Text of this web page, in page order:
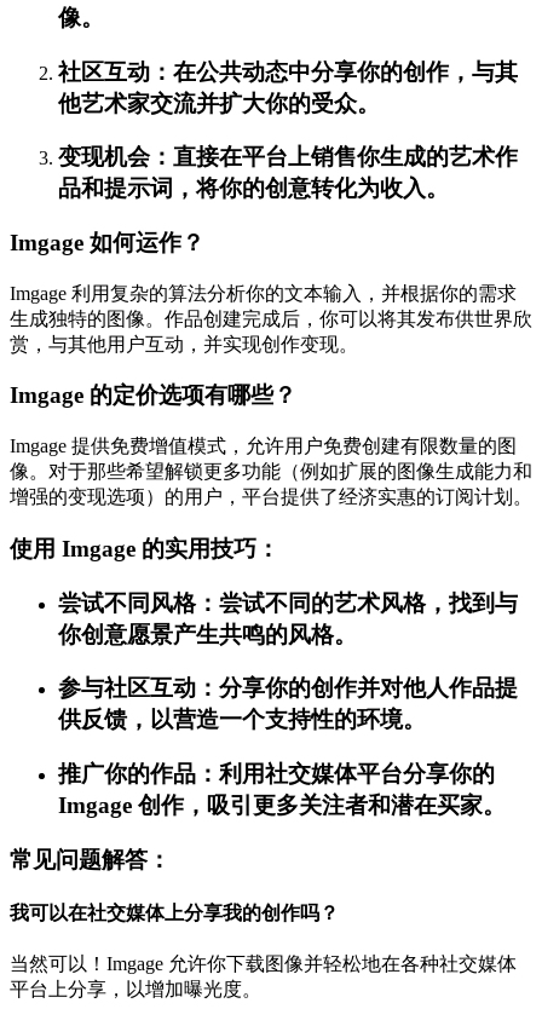
像。
社区互动：在公共动态中分享你的创作，与其
他艺术家交流并扩大你的受众。
变现机会：直接在平台上销售你生成的艺术作
品和提示词，将你的创意转化为收入。
Imgage 如何运作？
Imgage 利用复杂的算法分析你的文本输入，并根据你的需求
生成独特的图像。作品创建完成后，你可以将其发布供世界欣
赏，与其他用户互动，并实现创作变现。
Imgage 的定价选项有哪些？
Imgage 提供免费增值模式，允许用户免费创建有限数量的图
像。对于那些希望解锁更多功能（例如扩展的图像生成能力和
增强的变现选项）的用户，平台提供了经济实惠的订阅计划。
使用 Imgage 的实用技巧：
尝试不同风格：尝试不同的艺术风格，找到与
你创意愿景产生共鸣的风格。
参与社区互动：分享你的创作并对他人作品提
供反馈，以营造一个支持性的环境。
推广你的作品：利用社交媒体平台分享你的
Imgage 创作，吸引更多关注者和潜在买家。
常见问题解答：
我可以在社交媒体上分享我的创作吗？
当然可以！Imgage 允许你下载图像并轻松地在各种社交媒体
平台上分享，以增加曝光度。